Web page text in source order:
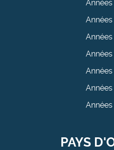
Années
PAYS